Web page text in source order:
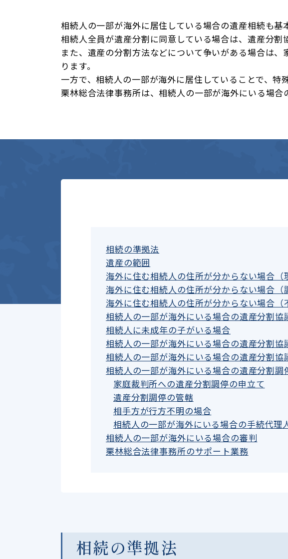
相続人の一部が海外に居住している場合の遺産相続も基
相続人全員が遺産分割に同意している場合は、遺産分割
また、遺産の分割方法などについて争いがある場合は
ります。
一方で、相続人の一部が海外に居住していることで、特
栗林総合法律事務所は、相続人の一部が海外にいる場合
相続の準拠法
遺産の範囲
海外に住む相続人の住所が分からない場合（
海外に住む相続人の住所が分からない場合（
海外に住む相続人の住所が分からない場合（
相続人の一部が海外にいる場合の遺産分割協
相続人に未成年の子がいる場合
相続人の一部が海外にいる場合の遺産分割協
相続人の一部が海外にいる場合の遺産分割協
相続人の一部が海外にいる場合の遺産分割調
家庭裁判所への遺産分割調停の申立て
遺産分割調停の管轄
相手方が行方不明の場合
相続人の一部が海外にいる場合の手続代理
相続人の一部が海外にいる場合の審判
栗林総合法律事務所のサポート業務
相続の準拠法